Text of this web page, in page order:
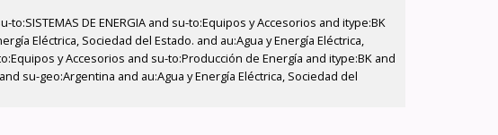
DE ENERGIA and su-to:Equipos y Accesorios and itype:BK
Eléctrica, Sociedad del Estado. and au:Agua y Energía Eléctrica,
y Accesorios and su-to:Producción de Energía and itype:BK and
su-geo:Argentina and au:Agua y Energía Eléctrica, Sociedad del